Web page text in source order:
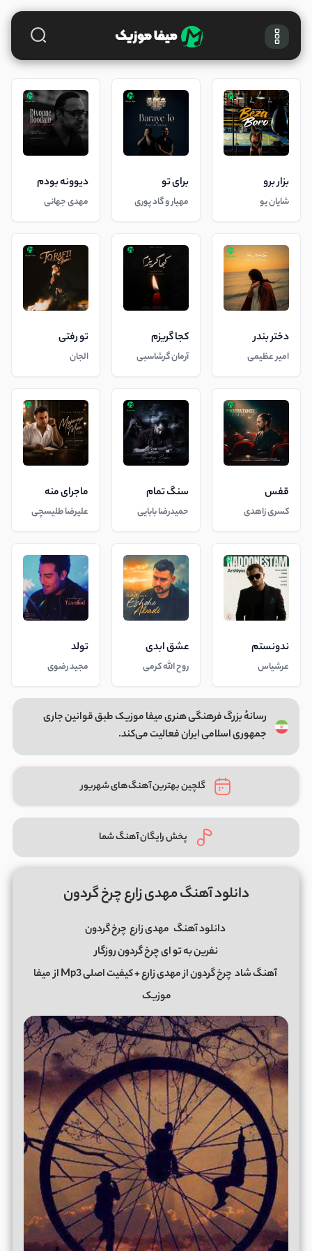
بزار برو
شایان یو
برای تو
مهیار و گاد پوری
دیوونه بودم
مهدی جهانی
دختر بندر
امیر عظیمی
کجا گریزم
آرمان گرشاسبی
تو رفتی
الجان
قفس
کسری زاهدی
سنگ تمام
حمیدرضا بابایی
ماجرای منه
علیرضا طلیسچی
ندونستم
عرشیاس
عشق ابدی
روح الله کرمی
تولد
مجید رضوی
رسانهٔ بزرگ فرهنگی هنری میفا موزیک طبق قوانین جاری
جمهوری اسلامی ایران فعالیت می‌کند.
گلچین بهترین آهنگ‌های شهریور
پخش رایگان آهنگ شما
دانلود آهنگ مهدی زارع چرخ گردون
دانلود آهنگ مهدی زارع چرخ گردون
نفرین به تو ای چرخ گردون روزگار
آهنگ شاد چرخ گردونازمهدی زارع+ کیفیت اصلی Mp3 از
میفا
موزیک